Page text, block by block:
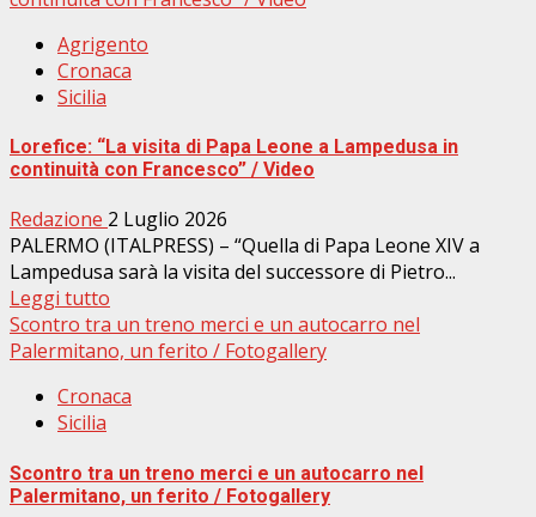
Agrigento
Cronaca
Sicilia
Lorefice: “La visita di Papa Leone a Lampedusa in
continuità con Francesco” / Video
Redazione 2 Luglio 2026
PALERMO (ITALPRESS) – “Quella di Papa Leone XIV a
Lampedusa sarà la visita del successore di Pietro...
Leggi tutto
Scontro tra un treno merci e un autocarro nel
Palermitano, un ferito / Fotogallery
Cronaca
Sicilia
Scontro tra un treno merci e un autocarro nel
Palermitano, un ferito / Fotogallery